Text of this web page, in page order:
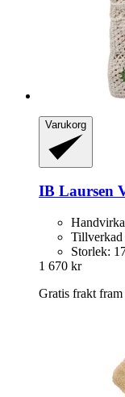
Varukorg
IB Laursen
Tillverkad
Storlek:
1 670 kr
Gratis frakt